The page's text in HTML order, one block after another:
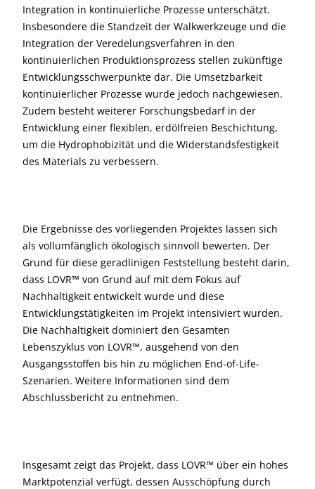
Integration in kontinuierliche Prozesse unterschätzt.
Insbesondere die Standzeit der Walkwerkzeuge und die
Integration der Veredelungsverfahren in den
kontinuierlichen Produktionsprozess stellen zukünftige
Entwicklungsschwerpunkte dar. Die Umsetzbarkeit
kontinuierlicher Prozesse wurde jedoch nachgewiesen.
Zudem besteht weiterer Forschungsbedarf in der
Entwicklung einer flexiblen, erdölfreien Beschichtung,
um die Hydrophobizität und die Widerstandsfestigkeit
des Materials zu verbessern.
Die Ergebnisse des vorliegenden Projektes lassen sich
als vollumfänglich ökologisch sinnvoll bewerten. Der
Grund für diese geradlinigen Feststellung besteht darin,
dass LOVR™ von Grund auf mit dem Fokus auf
Nachhaltigkeit entwickelt wurde und diese
Entwicklungstätigkeiten im Projekt intensiviert wurden.
Die Nachhaltigkeit dominiert den Gesamten
Lebenszyklus von LOVR™, ausgehend von den
Ausgangsstoffen bis hin zu möglichen End-of-Life-
Szenarien. Weitere Informationen sind dem
Abschlussbericht zu entnehmen.
Insgesamt zeigt das Projekt, dass LOVR™ über ein hohes
Marktpotenzial verfügt, dessen Ausschöpfung durch